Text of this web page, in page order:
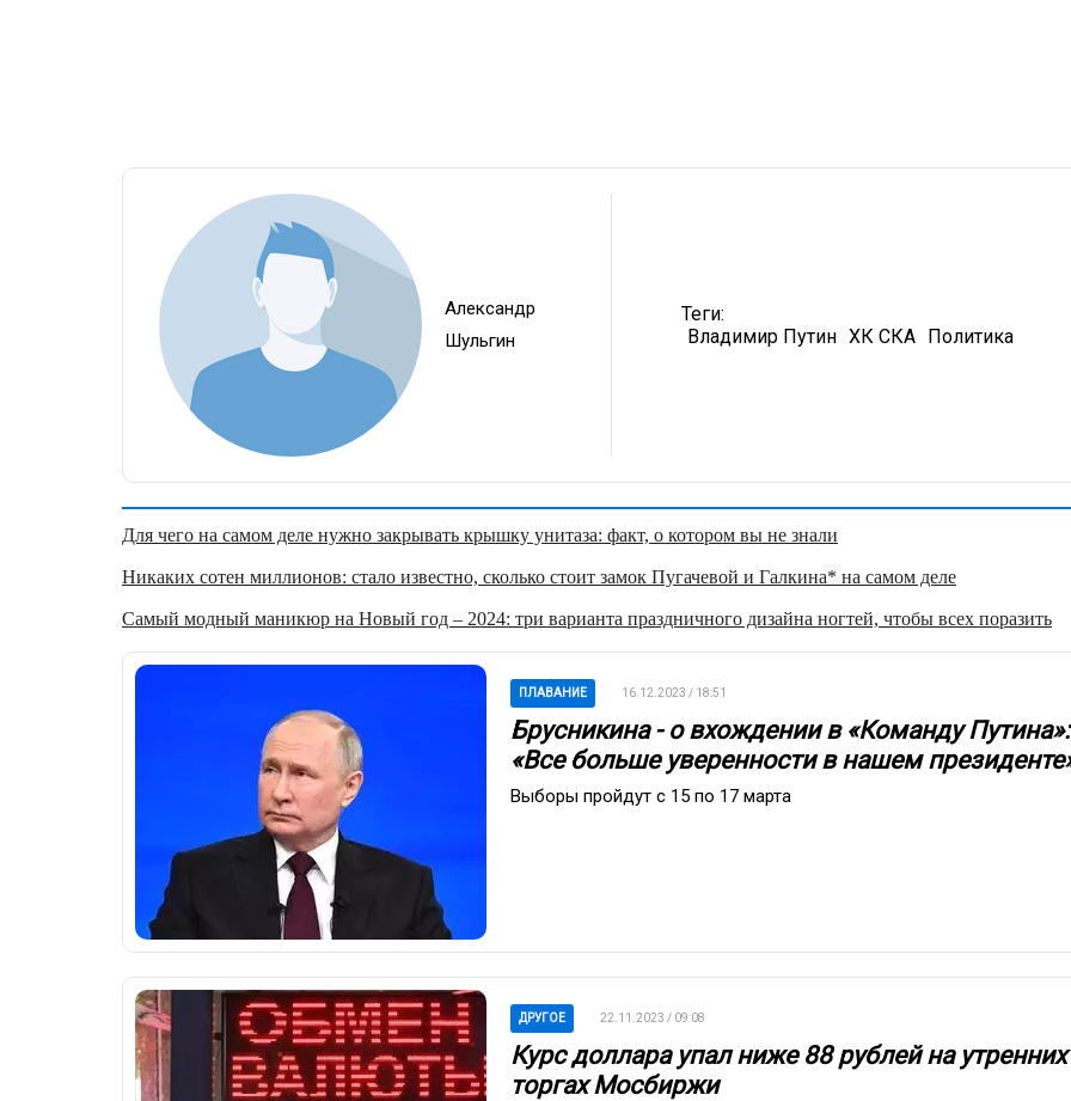
Александр
Шульгин
Теги:
Владимир Путин ХК СКА Политика
Для чего на самом деле нужно закрывать крышку унитаза: факт, о котором вы не знали
Никаких сотен миллионов: стало известно, сколько стоит замок Пугачевой и Галкина* на самом деле
Самый модный маникюр на Новый год – 2024: три варианта праздничного дизайна ногтей, чтобы всех поразить
ПЛАВАНИЕ 16.12.2023 / 18:51
Брусникина - о вхождении в «Команду Путина»:
«Все больше уверенности в нашем
Выборы пройдут с 15 по 17 марта
ДРУГОЕ 22.11.2023 / 09:08
Курс доллара упал ниже 88 рублей на утренних
торгах Мосбиржи